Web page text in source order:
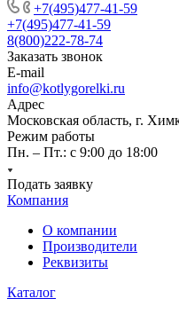
+7(495)477-41-59
+7(495)477-41-59
8(800)222-78-74
Заказать звонок
E-mail
info@kotlygorelki.ru
Адрес
Московская область, г.
Режим работы
Пн. – Пт.: с 9:00 до 18:00
Подать заявку
Компания
О компании
Производители
Реквизиты
Каталог